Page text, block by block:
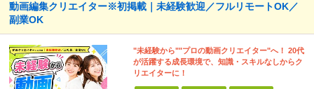
動画編集クリエイター※初掲載｜未経験歓迎／フルリモートOK／
副業OK
"未経験から""プロの動画クリエイター"へ！ 20代
が活躍する成長環境で、知識・スキルなしからク
リエイターに！